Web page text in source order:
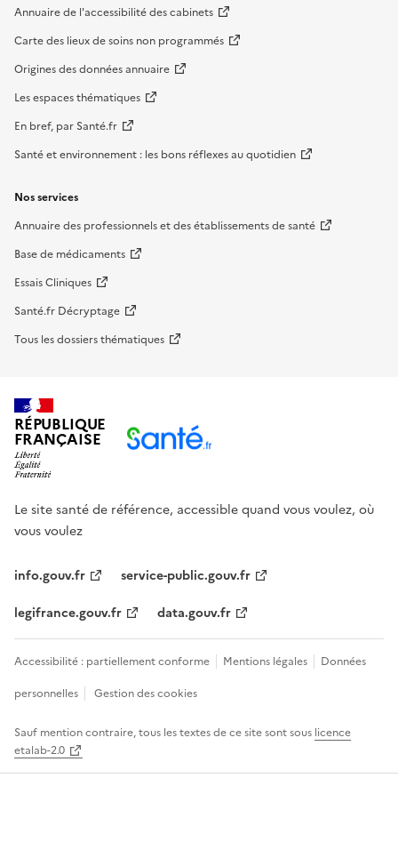
Annuaire de l'accessibilité des cabinets
Carte des lieux de soins non programmés
Origines des données annuaire
Les espaces thématiques
En bref, par Santé.fr
Santé et environnement : les bons réflexes au quotidien
Nos services
Annuaire des professionnels et des établissements de santé
Base de médicaments
Essais Cliniques
Santé.fr Décryptage
Tous les dossiers thématiques
RÉPUBLIQUE
FRANÇAISE
Le site santé de référence, accessible quand vous voulez, où
vous voulez
info.gouv.fr
service-public.gouv.fr
legifrance.gouv.fr
data.gouv.fr
Accessibilité : partiellement conforme Mentions légales
Données
personnelles
Gestion des cookies
Sauf mention contraire, tous les textes de ce site sont sous licence
etalab-2.0